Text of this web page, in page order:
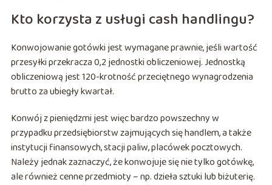
Kto korzysta z usługi cash handlingu?
Konwojowanie gotówki jest wymagane prawnie, jeśli wartość
przesyłki przekracza 0,2 jednostki obliczeniowej. Jednostką
obliczeniową jest 120-krotność przeciętnego wynagrodzenia
brutto za ubiegły kwartał.
Konwój z pieniędzmi jest więc bardzo powszechny w
przypadku przedsiębiorstw zajmujących się handlem, a także
instytucji finansowych, stacji paliw, placówek pocztowych.
Należy jednak zaznaczyć, że konwojuje się nie tylko gotówkę,
ale również cenne przedmioty – np. dzieła sztuki lub biżuterię.